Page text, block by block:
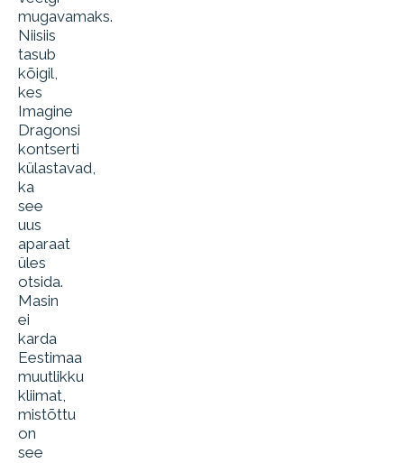
mugavamaks.
Niisiis
tasub
kõigil,
kes
Imagine
Dragonsi
kontserti
külastavad,
ka
see
uus
aparaat
üles
otsida.
Masin
ei
karda
Eestimaa
muutlikku
kliimat,
mistõttu
on
see